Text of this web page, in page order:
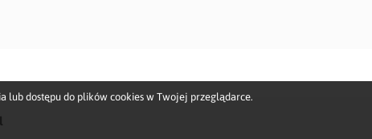
lub dostępu do plików cookies w Twojej przeglądarce.